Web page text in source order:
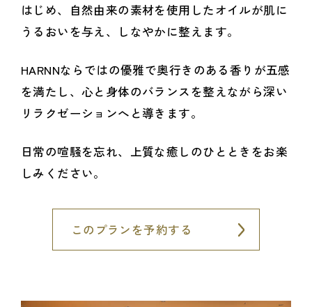
はじめ、自然由来の素材を使用したオイルが肌に
うるおいを与え、しなやかに整えます。
HARNNならではの優雅で奥行きのある香りが五感
を満たし、心と身体のバランスを整えながら深い
リラクゼーションへと導きます。
日常の喧騒を忘れ、上質な癒しのひとときをお楽
しみください。
このプランを予約する